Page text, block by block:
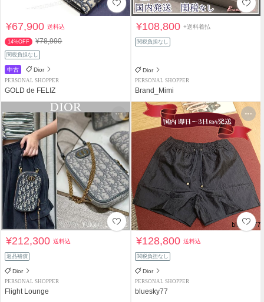
¥67,900送料込
14%OFF ¥78,990
関税負担なし
中古 Dior
PERSONAL SHOPPER
GOLD de FELIZ
¥108,800+送料着払
関税負担なし
Dior
PERSONAL SHOPPER
Brand_Mimi
¥212,300送料込
返品補償
Dior
PERSONAL SHOPPER
Flight Lounge
¥128,800送料込
関税負担なし
Dior
PERSONAL SHOPPER
bluesky77